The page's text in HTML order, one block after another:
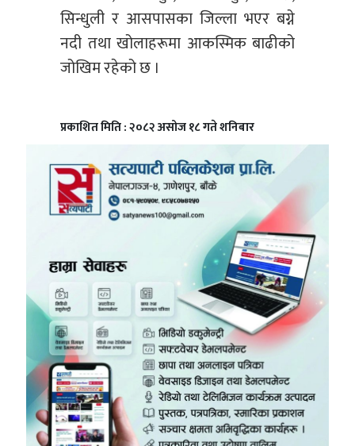
सिन्धुली र आसपासका जिल्ला भएर बग्ने
नदी तथा खोलाहरूमा आकस्मिक बाढीको
जोखिम रहेको छ ।
प्रकाशित मिति : २०८२ असोज १८ गते शनिबार